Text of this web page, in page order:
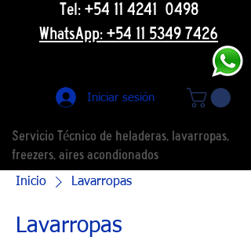
Tel: +54 11 4241 0498
WhatsApp: +54 11 5349 7426
Iniciar sesión
Servicio Técnico de heladeras, lavarropas,
freezers, aires acondionados
Inicio Lavarropas
Lavarropas